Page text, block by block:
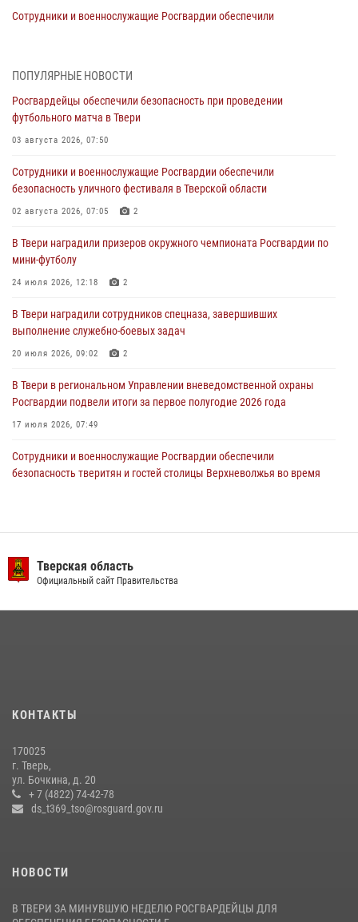
Сотрудники и военнослужащие Росгвардии обеспечили
генерала армии Виктора Золотова с заместителем полномочного
представителя Президента Российской Федерации в Северо-
Кавказском федеральном округе Виталием Кузнецовым
Росгвардейцы в Твери приняли участие в молебне, посвященном
Дню Крещения Руси
Сотрудники вневедомственной охраны совершили 250 выездов и
пресекли 20 правонарушений за неделю в Тверской области
В Твери наградили призеров окружного чемпионата Росгвардии по
мини-футболу
ПОПУЛЯРНЫЕ НОВОСТИ
Росгвардейцы обеспечили безопасность при проведении
футбольного матча в Твери
03 августа 2026, 07:50
Сотрудники и военнослужащие Росгвардии обеспечили
безопасность уличного фестиваля в Тверской области
02 августа 2026, 07:05 2
В Твери наградили призеров окружного чемпионата Росгвардии по
мини-футболу
24 июля 2026, 12:18 2
В Твери наградили сотрудников спецназа, завершивших
выполнение служебно-боевых задач
20 июля 2026, 09:02 2
В Твери в региональном Управлении вневедомственной охраны
Росгвардии подвели итоги за первое полугодие 2026 года
17 июля 2026, 07:49
Сотрудники и военнослужащие Росгвардии обеспечили
безопасность тверитян и гостей столицы Верхневолжья во время
10 июля 2026, 08:44 1
Представители Росгвардии провели спортивно — патриотическое
мероприятие для воспитанников летнего лагеря в Тверской области
(видео)
22 июля 2026, 07:28 4 1
Тверская область
Официальный сайт Правительства
КОНТАКТЫ
170025
г. Тверь,
ул. Бочкина, д. 20
+ 7 (4822) 74-42-78
ds_t369_tso@rosguard.gov.ru
НОВОСТИ
В ТВЕРИ ЗА МИНУВШУЮ НЕДЕЛЮ РОСГВАРДЕЙЦЫ ДЛЯ